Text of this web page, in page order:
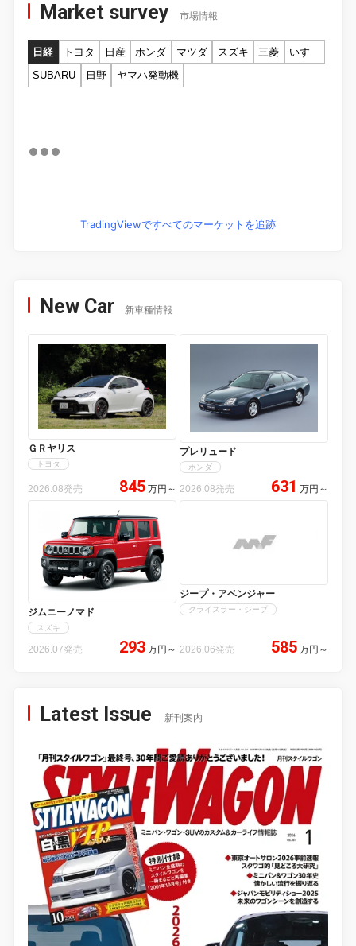
Market survey 市場情報
日経 トヨタ 日産 ホンダ マツダ スズキ 三菱
いすゞ
SUBARU
日野 ヤマハ発動機
TradingViewですべてのマーケットを追跡
New Car 新車種情報
ＧＲヤリス
トヨタ
2026.08発売 845 万円 ～
プレリュード
ホンダ
2026.08発売 631 万円 ～
ジムニーノマド
スズキ
2026.07発売 293 万円 ～
ジープ・アベンジャー
クライスラー・ジープ
2026.06発売 585 万円 ～
Latest Issue 新刊案内